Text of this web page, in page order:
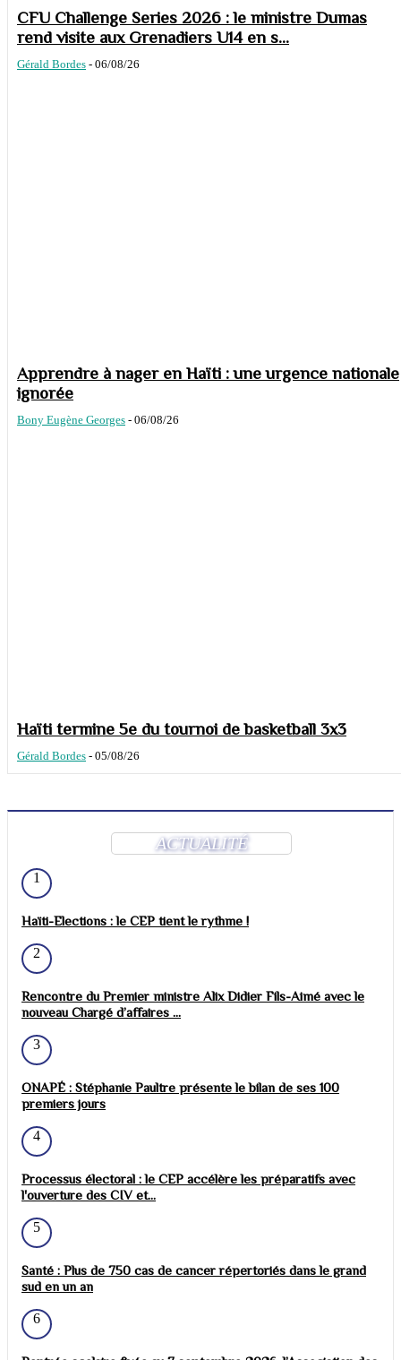
CFU Challenge Series 2026 : le ministre Dumas
rend visite aux Grenadiers U14 en s...
Gérald Bordes - 06/08/26
Apprendre à nager en Haïti : une urgence nationale
ignorée
Bony Eugène Georges - 06/08/26
Haïti termine 5e du tournoi de basketball 3x3
Gérald Bordes - 05/08/26
ACTUALITÉ
1
Haïti-Elections : le CEP tient le rythme !
2
Rencontre du Premier ministre Alix Didier Fils-Aimé avec le
nouveau Chargé d’affaires ...
3
ONAPÉ : Stéphanie Paultre présente le bilan de ses 100
premiers jours
4
Processus électoral : le CEP accélère les préparatifs avec
l'ouverture des CIV et...
5
Santé : Plus de 750 cas de cancer répertoriés dans le grand
sud en un an
6